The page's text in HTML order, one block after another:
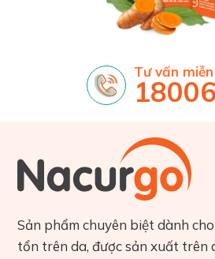
Tư vấn
Sản phẩm chuyên biệt dành
tổn trên da, được sản xuất trên